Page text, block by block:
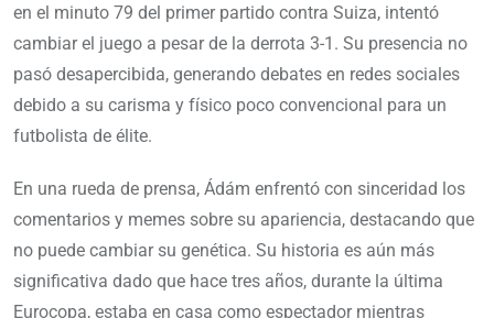
en el minuto 79 del primer partido contra Suiza, intentó
cambiar el juego a pesar de la derrota 3-1. Su presencia no
pasó desapercibida, generando debates en redes sociales
debido a su carisma y físico poco convencional para un
futbolista de élite.
En una rueda de prensa, Ádám enfrentó con sinceridad los
comentarios y memes sobre su apariencia, destacando que
no puede cambiar su genética. Su historia es aún más
significativa dado que hace tres años, durante la última
Eurocopa, estaba en casa como espectador mientras